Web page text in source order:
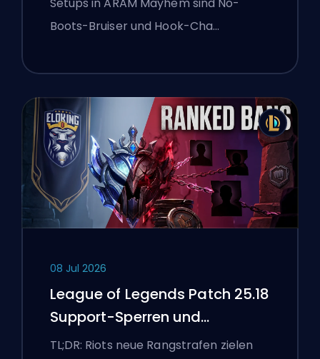
Boots-Bruiser und Hook-Cha…
08 Jul 2026
League of Legends Patch 25.18
Support-Sperren und
Boosting-Flaggen
TL;DR: Riots neue Rangstrafen zielen